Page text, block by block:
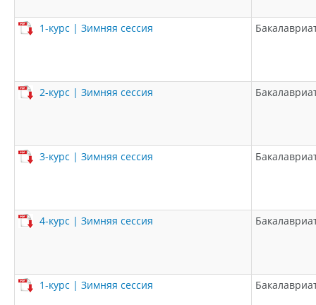
1-курс | Зимняя сессия
2-курс | Зимняя сессия
3-курс | Зимняя сессия
4-курс | Зимняя сессия
1-курс | Зимняя сессия